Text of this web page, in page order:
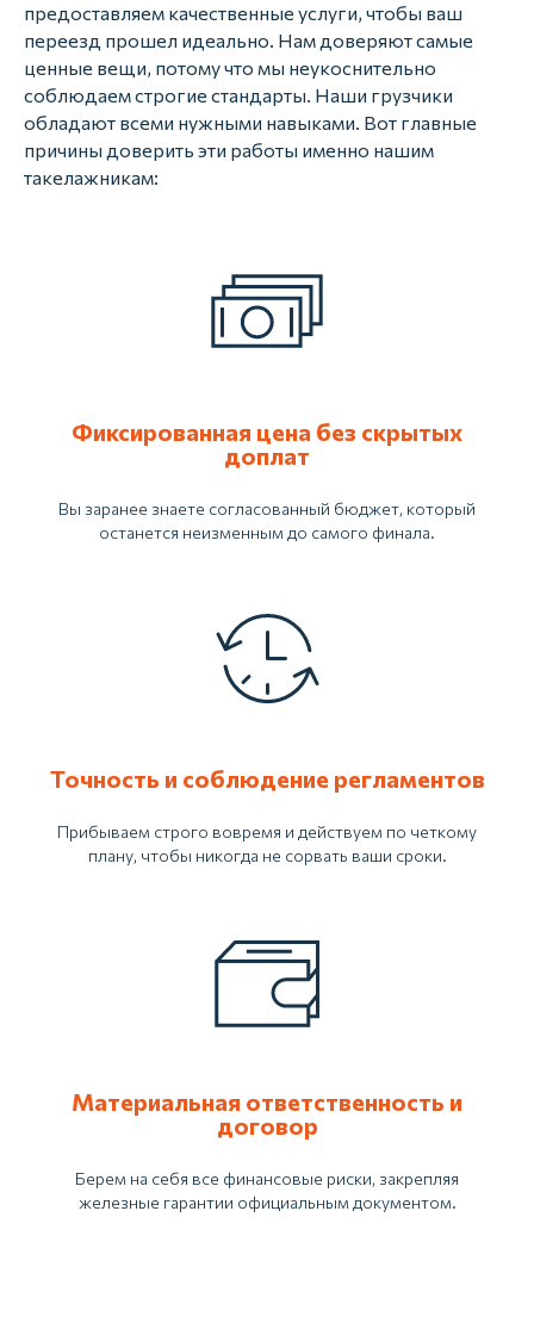
предоставляем качественные услуги, чтобы ваш
переезд прошел идеально. Нам доверяют самые
ценные вещи, потому что мы неукоснительно
соблюдаем строгие стандарты. Наши грузчики
обладают всеми нужными навыками. Вот главные
причины доверить эти работы именно нашим
такелажникам:
Фиксированная цена без скрытых
доплат
Вы заранее знаете согласованный бюджет, который
останется неизменным до самого финала.
Точность и соблюдение регламентов
Прибываем строго вовремя и действуем по четкому
плану, чтобы никогда не сорвать ваши сроки.
Материальная ответственность и
договор
Берем на себя все финансовые риски, закрепляя
железные гарантии официальным документом.
Бесплатно
проконсультируем